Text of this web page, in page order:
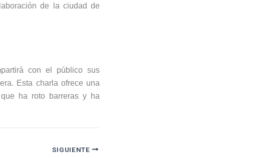
de la ciudad de
con el público sus
Esta charla ofrece una
ha roto barreras y ha
SIGUIENTE